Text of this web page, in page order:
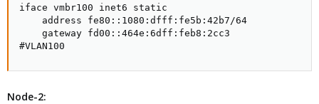
iface vmbr100 inet6 static
    address fe80::1080:dfff:fe5b:42b7/64
    gateway fd00::464e:6dff:feb8:2cc3
#VLAN100
Node-2: